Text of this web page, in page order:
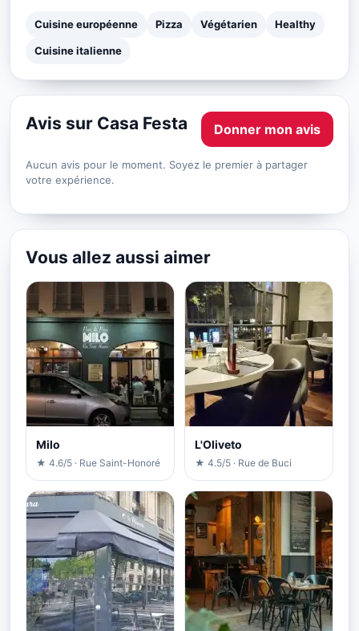
Cuisine européenne Pizza Végétarien Healthy
Cuisine italienne
Avis sur Casa Festa Donner mon avis
Aucun avis pour le moment. Soyez le premier à partager
votre expérience.
Vous allez aussi aimer
Milo
★ 4.6/5 · Rue Saint-Honoré
L'Oliveto
★ 4.5/5 · Rue de Buci